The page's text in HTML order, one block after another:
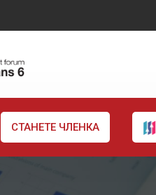
СТАНЕТЕ ЧЛЕНКА